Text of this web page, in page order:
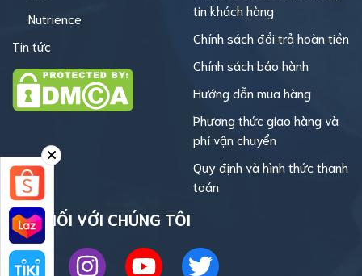
Nutrience
Tin tức
tin khách hàng
Chính sách đổi trả hoàn tiền
Chính sách bảo hành
Hướng dẫn mua hàng
Phương thức giao hàng và
phí vận chuyển
Quy định và hình thức thanh
toán
KẾT NỐI VỚI CHÚNG TÔI